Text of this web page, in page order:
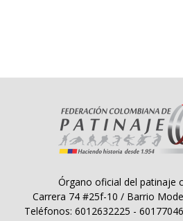
Órgano oficial del patinaje
Carrera 74 #25f-10 / Barrio
Teléfonos: 6012632225 -